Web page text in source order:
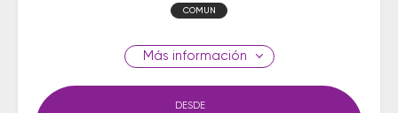
COMUN
información
DESDE